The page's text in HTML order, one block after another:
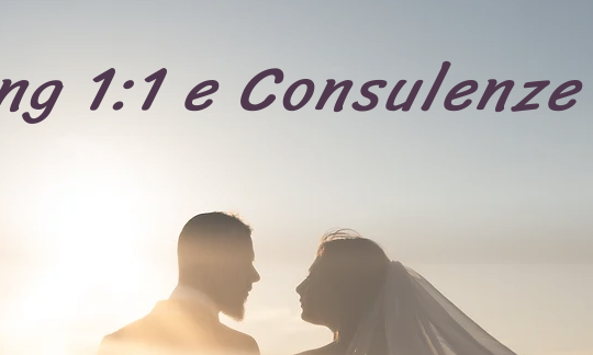
1:1 e Consulenze